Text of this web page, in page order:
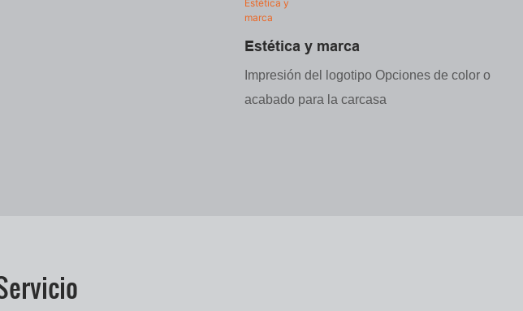
Estética y marca
Impresión del logotipo Opciones de color o
acabado para la carcasa